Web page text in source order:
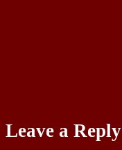
Leave a Reply